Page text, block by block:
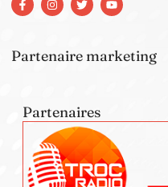
Partenaire marketing
Partenaires